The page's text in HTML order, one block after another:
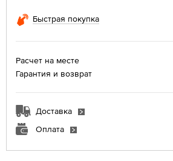
Быстрая покупка
Расчет на месте
Гарантия и возврат
Доставка
Оплата